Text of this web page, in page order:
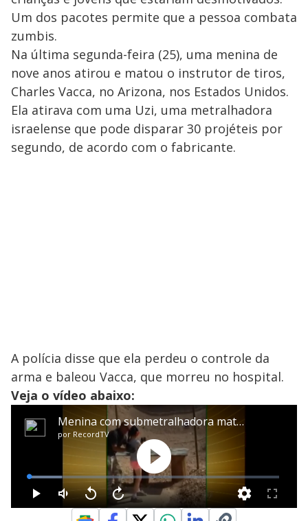
Um dos pacotes permite que a pessoa combata
zumbis.
Na última segunda-feira (25), uma menina de
nove anos atirou e matou o instrutor de tiros,
Charles Vacca, no Arizona, nos Estados Unidos.
Ela atirava com uma Uzi, uma metralhadora
israelense que pode disparar 30 projéteis por
segundo, de acordo com o fabricante.
A polícia disse que ela perdeu o controle da
arma e baleou Vacca, que morreu no hospital.
Veja o vídeo abaixo: